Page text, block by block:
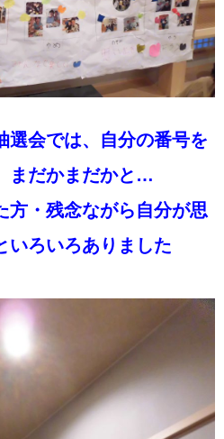
選会では、自分の番号を
まだかまだかと…
方・残念ながら自分が思
いろいろありました